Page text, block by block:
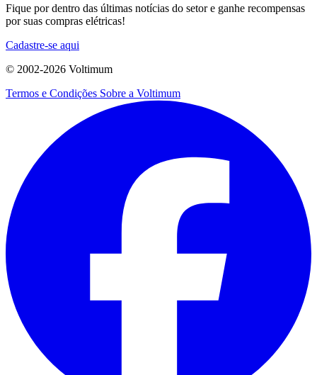
Fique por dentro das últimas notícias do setor e ganhe recompensas
por suas compras elétricas!
Cadastre-se aqui
© 2002-2026 Voltimum
Termos e Condições Sobre a Voltimum